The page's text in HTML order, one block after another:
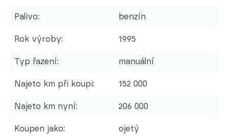
Palivo: benzín
Rok výroby: 1995
Typ řazení: manuální
Najeto km při koupi: 152 000
Najeto km nyní: 206 000
Koupen jako: ojetý